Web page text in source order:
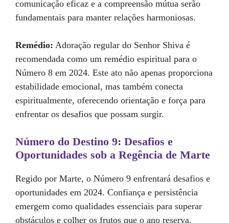
comunicação eficaz e a compreensão mútua serão
fundamentais para manter relações harmoniosas.
Remédio: Adoração regular do Senhor Shiva é
recomendada como um remédio espiritual para o
Número 8 em 2024. Este ato não apenas proporciona
estabilidade emocional, mas também conecta
espiritualmente, oferecendo orientação e força para
enfrentar os desafios que possam surgir.
Número do Destino 9: Desafios e
Oportunidades sob a Regência de Marte
Regido por Marte, o Número 9 enfrentará desafios e
oportunidades em 2024. Confiança e persistência
emergem como qualidades essenciais para superar
obstáculos e colher os frutos que o ano reserva.